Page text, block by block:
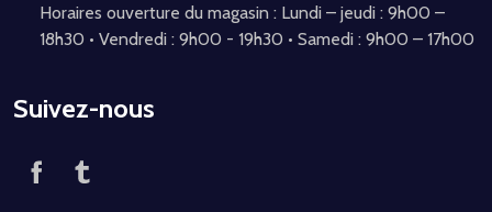
Horaires ouverture du magasin : Lundi – jeudi : 9h00 –
18h30 • Vendredi : 9h00 - 19h30 • Samedi : 9h00 – 17h00
Suivez-nous